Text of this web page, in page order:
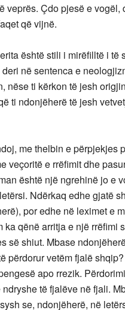
Çdo pjesë e vogël,
që vijnë.
është stili i mirëfilltë i të
në sentenca e
nëse ti kërkon të jesh
ti ndonjëherë të jesh
me thelbin e përpjekjes
veçoritë e rrëfimit dhe
është një ngrehinë jo e
Ndërkaq edhe gjatë
por edhe në leximet e
qënë arritja e një rrëfimi
së shiut. Mbase
përdorur vetëm fjalë
apo rrezik.
të fjalëve në fjali.
se, ndonjëherë, në